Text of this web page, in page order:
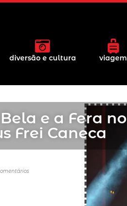
diversão e cultura viagem
e a Fera no
Frei Caneca